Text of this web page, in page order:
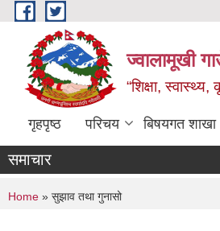
Skip to main content
ज्वालामूखी
“शिक्षा,
गृहपृष्ठ परिचय बिषयगत शाखा
समाचार
You are here
Home » सुझाव तथा गुनासो